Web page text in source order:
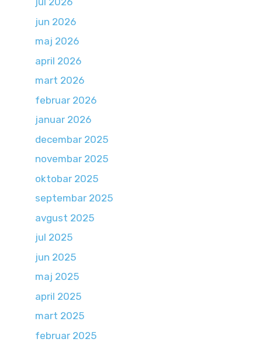
jun 2026
maj 2026
april 2026
mart 2026
februar 2026
januar 2026
decembar 2025
novembar 2025
oktobar 2025
septembar 2025
avgust 2025
jul 2025
jun 2025
maj 2025
april 2025
mart 2025
februar 2025